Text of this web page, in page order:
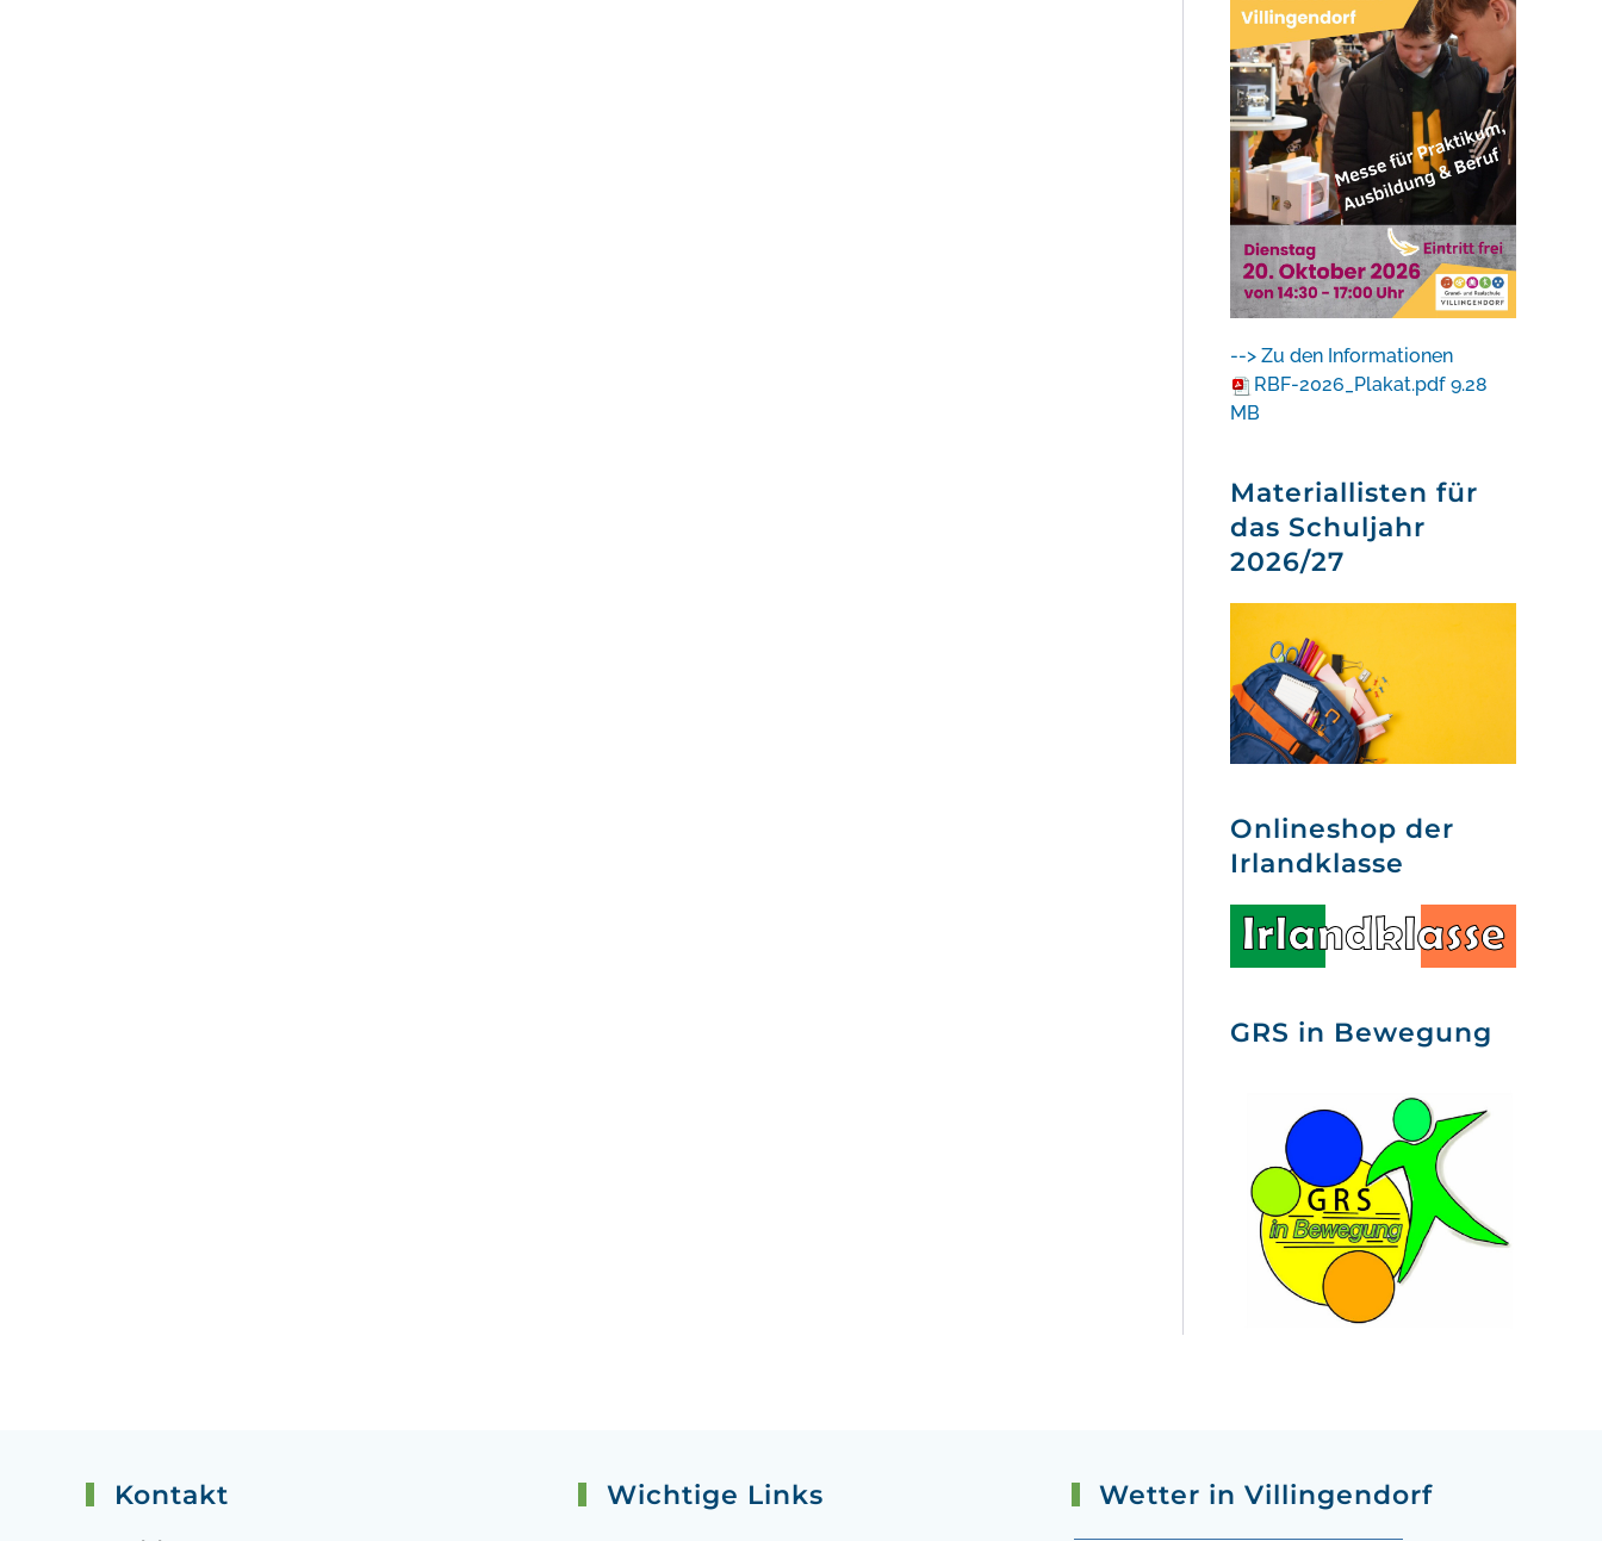
--> Zu den Informationen
RBF-2026_Plakat.pdf 9.28
MB
Materiallisten für
das Schuljahr
2026/27
Onlineshop der
Irlandklasse
GRS in Bewegung
Kontakt Wichtige Links Wetter in Villingendorf